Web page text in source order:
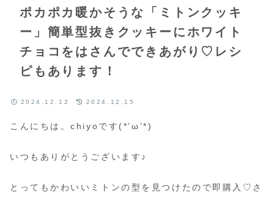
ポカポカ暖かそうな「ミトンクッキ
ー」簡単型抜きクッキーにホワイト
チョコをはさんでできあがり♡レシ
ピもあります！
2024.12.12 2024.12.15
こんにちは。chiyoです(*’ω’*)
いつもありがとうございます♪
とってもかわいいミトンの型を見つけたので即購入♡さ